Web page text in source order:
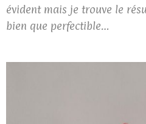
évident mais je trouve le
bien que perfectible…